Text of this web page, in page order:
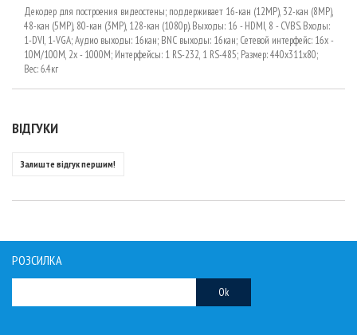
Декодер для построения видеостены; поддерживает 16-кан (12MP), 32-кан (8MP),
48-кан (5MP), 80-кан (3MP), 128-кан (1080p). Выходы: 16 - HDMI, 8 - CVBS. Входы:
1-DVI, 1-VGA; Аудио выходы: 16кан; BNC выходы: 16кан; Сетевой интерфейс: 16х -
10M/100M, 2х - 1000М; Интерфейсы: 1 RS-232, 1 RS-485; Размер: 440х311х80;
Вес: 6.4кг
ВІДГУКИ
Залиште відгук першим!
РОЗСИЛКА
Ok